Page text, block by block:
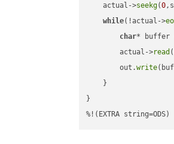
    actual->
seekg(0
while(!actual->
char* buffer
        actual->
read
        out.
write
    }
}
%!(EXTRA string=ODS)